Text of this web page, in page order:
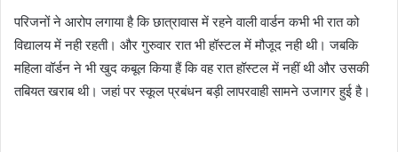
परिजनों ने आरोप लगाया है कि छात्रावास में रहने वाली वार्डन कभी भी रात को
विद्यालय में नही रहती। और गुरुवार रात भी हॉस्टल में मौजूद नही थी। जबकि
महिला वॉर्डन ने भी खुद कबूल किया हैं कि वह रात हॉस्टल में नहीं थी और उसकी
तबियत खराब थी। जहां पर स्कूल प्रबंधन बड़ी लापरवाही सामने उजागर हुई है।